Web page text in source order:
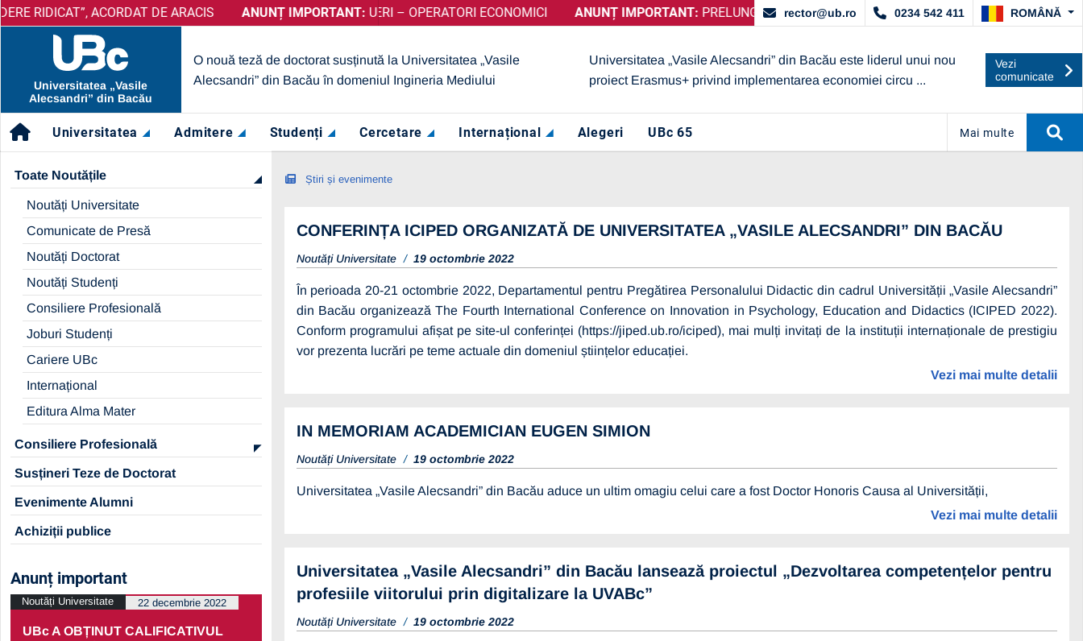
ANUNȚ IMPORTANT:UBc A OBȚINUT
ACORDAT DE ARACIS ANUNȚ IMPORTANT:UBc A OBȚINUT CALIFICATIVUL „GRAD DE ÎNCREDERE RIDICAT”, ACORDAT DE ARACIS ANUNȚ
ANUNȚ IMPORTANT:PRELUNGIRE SELECȚIE PARTENERI – OPERATORI ECONOMICI ANUNȚ IMPORTANT:PRELUNGIRE SELECȚIE PARTENERI – OPERATORI ECONOMICI
rector@ub.ro 0234 542 411 ROMÂNĂ
Universitatea „Vasile
Alecsandri” din Bacău
O nouă teză de doctorat susținută la Universitatea „Vasile
Alecsandri” din Bacău în domeniul Ingineria Mediului
Universitatea „Vasile Alecsandri” din Bacău este liderul unui nou
proiect Erasmus+ privind implementarea economiei circu ...
Vezi
comunicate
Universitatea Admitere Studenți Cercetare Internațional Alegeri UBc 65 Mai multe
Toate Noutățile
Noutăți Universitate
Comunicate de Presă
Noutăți Doctorat
Noutăți Studenți
Consiliere Profesională
Joburi Studenți
Cariere UBc
Internațional
Editura Alma Mater
Consiliere Profesională
Susțineri Teze de Doctorat
Evenimente Alumni
Achiziții publice
Anunț important
UBc A OBȚINUT CALIFICATIVUL
Noutăți Universitate 22 decembrie 2022
PRELUNGIRE SELECȚIE
Noutăți Universitate 13 martie 2026
Știri și evenimente
CONFERINȚA ICIPED ORGANIZATĂ DE UNIVERSITATEA „VASILE ALECSANDRI” DIN BACĂU
Noutăți Universitate 19 octombrie 2022
În perioada 20-21 octombrie 2022, Departamentul pentru Pregătirea Personalului Didactic din cadrul Universității „Vasile Alecsandri”
din Bacău organizează The Fourth International Conference on Innovation in Psychology, Education and Didactics (ICIPED 2022).
Conform programului afișat pe site-ul conferinței (https://jiped.ub.ro/iciped), mai mulți invitați de la instituții internaționale de prestigiu
vor prezenta lucrări pe teme actuale din domeniul științelor educației.
Vezi mai multe detalii
IN MEMORIAM ACADEMICIAN EUGEN SIMION
Noutăți Universitate 19 octombrie 2022
Universitatea „Vasile Alecsandri” din Bacău aduce un ultim omagiu celui care a fost Doctor Honoris Causa al Universității,
Vezi mai multe detalii
Universitatea „Vasile Alecsandri” din Bacău lansează proiectul „Dezvoltarea competențelor pentru
profesiile viitorului prin digitalizare la UVABc”
Noutăți Universitate 19 octombrie 2022